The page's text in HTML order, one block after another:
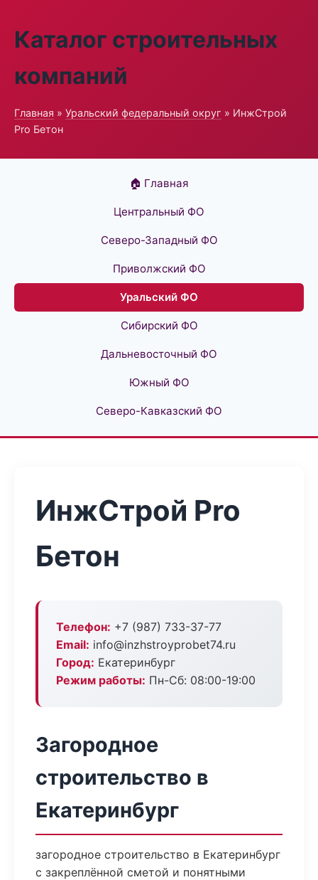
Каталог строительных
компаний
Главная » Уральский федеральный округ » ИнжСтрой
Pro Бетон
🏠 Главная
Центральный ФО
Северо-Западный ФО
Приволжский ФО
Уральский ФО
Сибирский ФО
Дальневосточный ФО
Южный ФО
Северо-Кавказский ФО
ИнжСтрой Pro
Бетон
Телефон: +7 (987) 733-37-77
Email: info@inzhstroyprobet74.ru
Город: Екатеринбург
Режим работы: Пн-Сб: 08:00-19:00
Загородное
строительство в
Екатеринбург
загородное строительство в Екатеринбург
с закреплённой сметой и понятными